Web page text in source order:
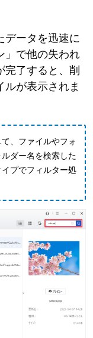
データを迅速に
」で他の失われ
完了すると、削
が表示されま
、ファイルやフォ
ダー名を検索した
プでフィルター処